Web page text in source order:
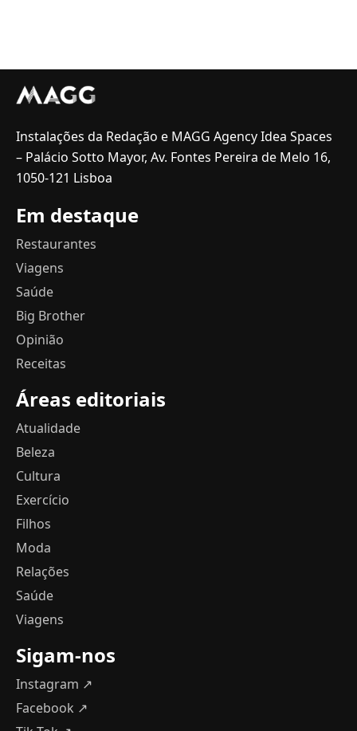
Instalações da Redação e MAGG Agency Idea Spaces
– Palácio Sotto Mayor, Av. Fontes Pereira de Melo 16,
1050-121 Lisboa
Em destaque
Restaurantes
Viagens
Saúde
Big Brother
Opinião
Receitas
Áreas editoriais
Atualidade
Beleza
Cultura
Exercício
Filhos
Moda
Relações
Saúde
Viagens
Sigam-nos
Instagram ↗
Facebook ↗